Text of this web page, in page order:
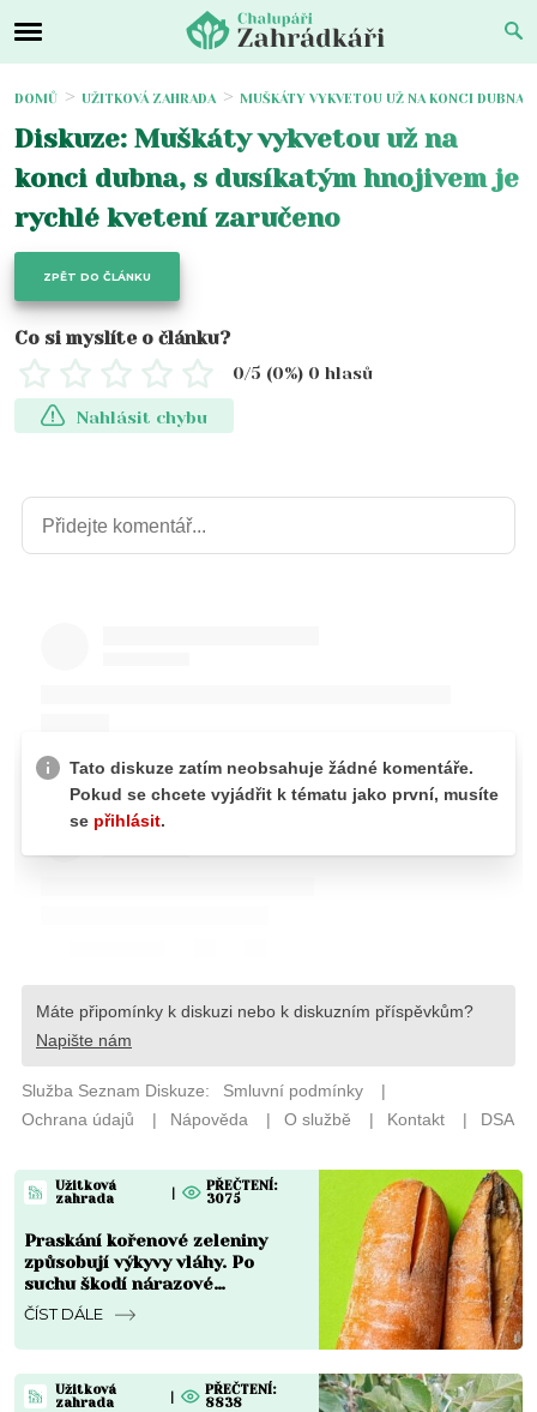
DOMŮ UŽITKOVÁ ZAHRADA MUŠKÁTY VYKVETOU UŽ NA KONCI
Diskuze: Muškáty vykvetou už na
konci dubna, s dusíkatým hnojivem je
rychlé kvetení zaručeno
ZPĚT DO ČLÁNKU
Co si myslíte o článku?
0/5 (0%) 0 hlasů
Nahlásit chybu
Užitková
zahrada
|
PŘEČTENÍ:
3075
Praskání kořenové zeleniny
způsobují výkyvy vláhy. Po
suchu škodí nárazové
přemokření
ČÍST DÁLE
Užitková
zahrada
|
PŘEČTENÍ:
8838